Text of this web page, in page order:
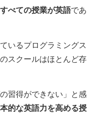
すべての授業が英語であ
いるプログラミングス
スクールはほとんど存
習得ができない」と感
的な英語力を高める授